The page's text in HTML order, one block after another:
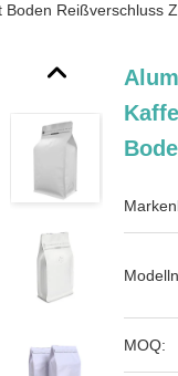
Reißverschluss
MOQ: